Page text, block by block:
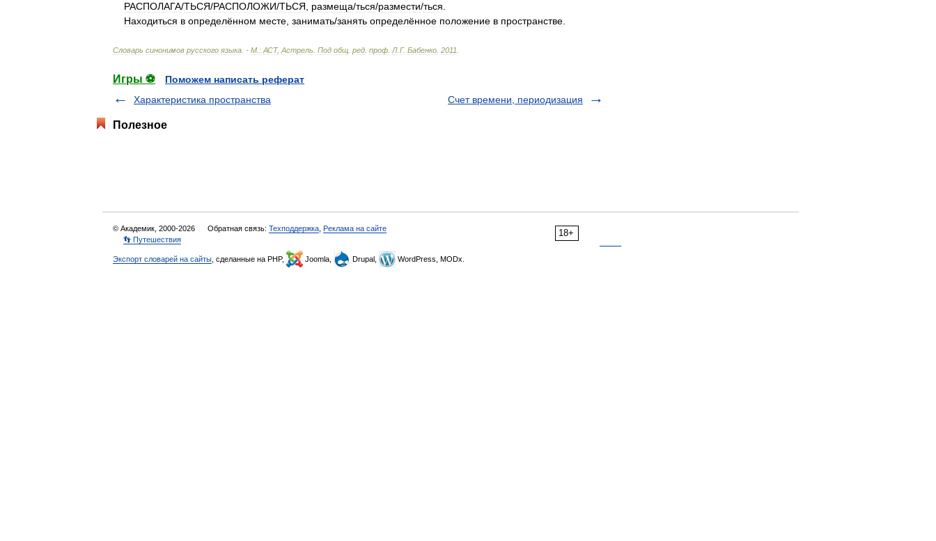
РАСПОЛАГА/ТЬСЯ/РАСПОЛОЖИ/ТЬСЯ размеща/ться/размести/ться
Находиться в определённом месте занимать/занять определённое положение в пространстве
Словарь синонимов русского языка . - М : АСТ, Астрель Под общ ред проф Л Г. Бабенко 2011
Игры ⚽
Поможем написать реферат
Характеристика пространства
Счет времени, периодизация
Полезное
18+
© Академик, 2000-2026 Обратная связь: Техподдержка Реклама на сайте
👣 Путешествия
Экспорт словарей на сайты , сделанные на PHP, Joomla, Drupal, WordPress, MODx.